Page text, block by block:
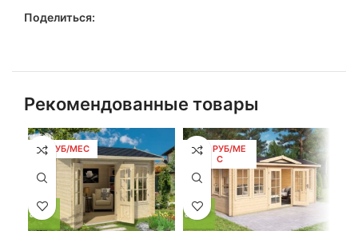
Поделиться:
Рекомендованные товары
86 РУБ/МЕС
230 РУБ/МЕ
С